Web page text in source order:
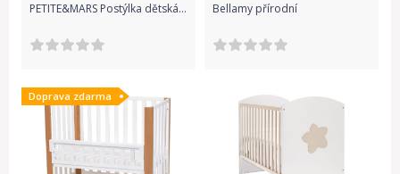
PETITE&MARS Postýlka dětská polohovatelná Nextie 2v1 Bellamy přírodní
Doprava zdarma